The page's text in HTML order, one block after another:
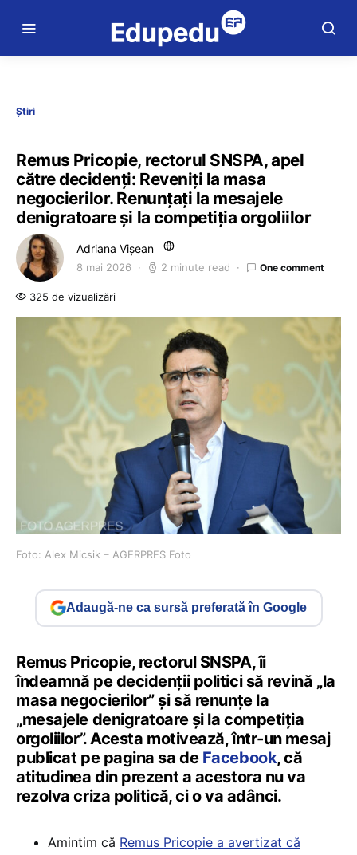
Știri
Remus Pricopie, rectorul SNSPA, apel
către decidenți: Reveniți la masa
negocierilor. Renunțați la mesajele
denigratoare și la competiția orgoliilor
Adriana Vișean
8 mai 2026 2 minute read One comment
325 de vizualizări
Foto: Alex Micsik – AGERPRES Foto
Adaugă-ne ca sursă preferată în Google
Remus Pricopie, rectorul SNSPA, îi
îndeamnă pe decidenții politici să revină „la
masa negocierilor” și să renunțe la
„mesajele denigratoare și la competiția
orgoliilor”. Acesta motivează, într-un mesaj
publicat pe pagina sa de Facebook, că
atitudinea din prezent a acestora nu va
rezolva criza politică, ci o va adânci.
Amintim că Remus Pricopie a avertizat că